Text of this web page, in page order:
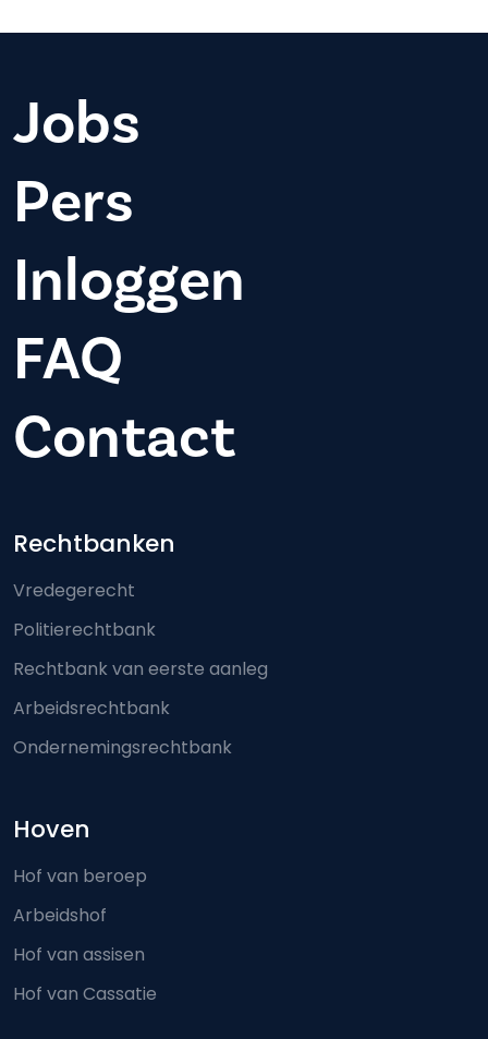
Jobs
Pers
Inloggen
FAQ
Contact
Footer-menu
Rechtbanken
Vredegerecht
Politierechtbank
Rechtbank van eerste aanleg
Arbeidsrechtbank
Ondernemingsrechtbank
Hoven
Hof van beroep
Arbeidshof
Hof van assisen
Hof van Cassatie